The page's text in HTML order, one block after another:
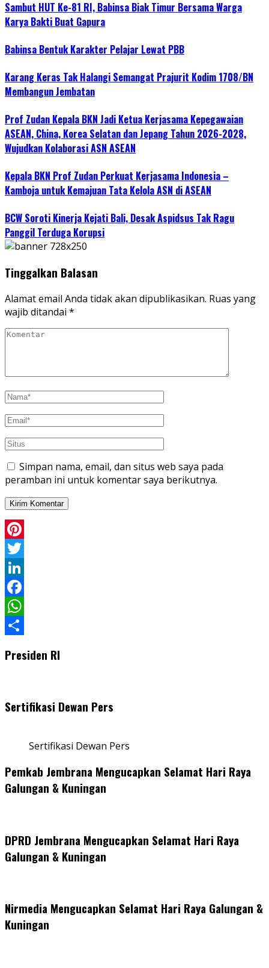
Sambut HUT Ke-81 RI, Babinsa Biak Timur Bersama Warga
Karya Bakti Buat Gapura
Babinsa Bentuk Karakter Pelajar Lewat PBB
Karang Keras Tak Halangi Semangat Prajurit Kodim 1708/BN
Membangun Jembatan
Prof Zudan Kepala BKN Jadi Ketua Kerjasama Kepegawaian
ASEAN, China, Korea Selatan dan Jepang Tahun 2026-2028,
Wujudkan Kolaborasi ASN ASEAN
Kepala BKN Prof Zudan Perkuat Kerjasama Indonesia –
Kamboja untuk Kemajuan Tata Kelola ASN di ASEAN
BCW Soroti Kinerja Kejati Bali, Desak Aspidsus Tak Ragu
Panggil Terduga Korupsi
Tinggalkan Balasan
Alamat email Anda tidak akan dipublikasikan. Ruas yang
wajib ditandai *
Simpan nama, email, dan situs web saya pada
peramban ini untuk komentar saya berikutnya.
Pinterest
Twitter
LinkedIn
Facebook
WhatsApp
Presiden RI
Sertifikasi Dewan Pers
Sertifikasi Dewan Pers
Pemkab Jembrana Mengucapkan Selamat Hari Raya
Galungan & Kuningan
DPRD Jembrana Mengucapkan Selamat Hari Raya
Galungan & Kuningan
Nirmedia Mengucapkan Selamat Hari Raya Galungan &
Kuningan